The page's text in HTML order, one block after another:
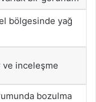
bölgesinde yağ
ve inceleşme
bozulma